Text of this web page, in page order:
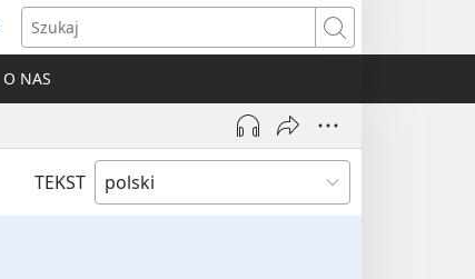
Szukaj
O NAS
TEKST